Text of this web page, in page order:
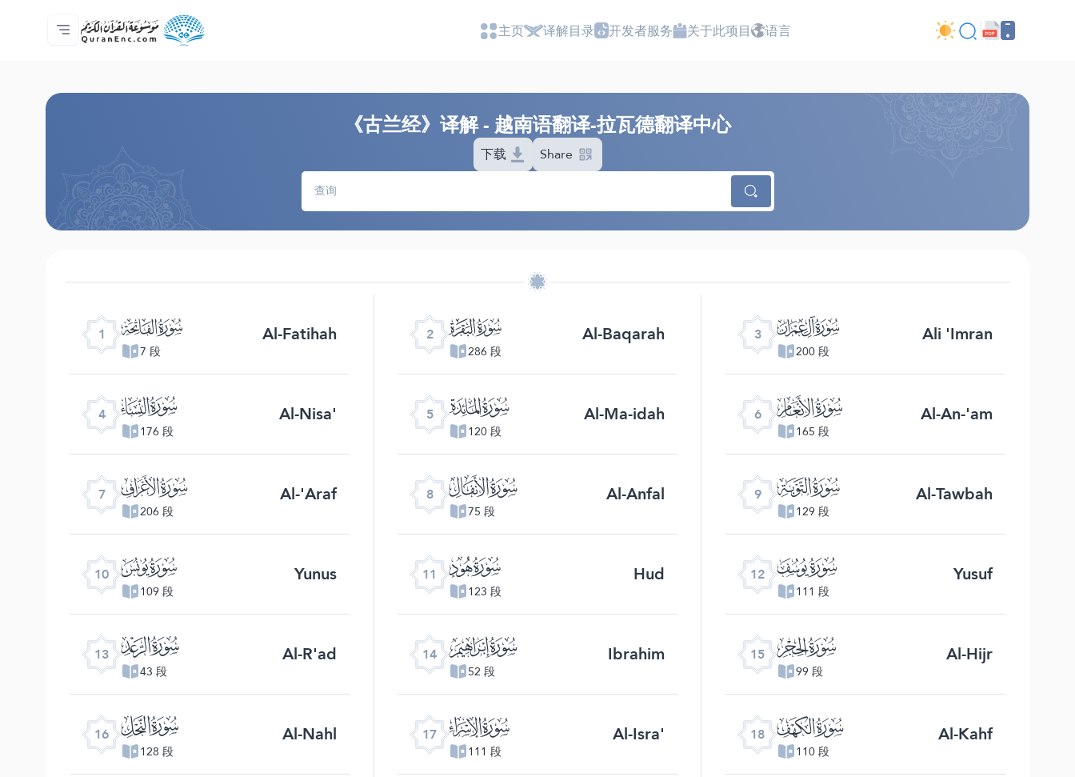
主页
译解目录
Audio
开发者服务 - API
关于此项目
联系我们
语言 主页 译解目录 开发者服务 关于此项目 语言
《古兰经》译解 - 越南语翻译-拉瓦德翻译中心
下载 Share
1 ﮍ
7 段
Al-Fatihah 2 ﮎ
286 段
Al-Baqarah 3 ﮏ
200 段
Ali 'Imran
4 ﮐ
176 段
Al-Nisa' 5 ﮑ
120 段
Al-Ma-idah 6 ﮒ
165 段
Al-An-'am
7 ﮓ
206 段
Al-'Araf 8 ﮔ
75 段
Al-Anfal 9 ﮕ
129 段
Al-Tawbah
10 ﮖ
109 段
Yunus 11 ﮗ
123 段
Hud 12 ﮘ
111 段
Yusuf
13 ﮙ
43 段
Al-R'ad 14 ﮚ
52 段
Ibrahim 15 ﮛ
99 段
Al-Hijr
16 ﮜ
128 段
Al-Nahl 17 ﮝ
111 段
Al-Isra' 18 ﮞ
110 段
Al-Kahf